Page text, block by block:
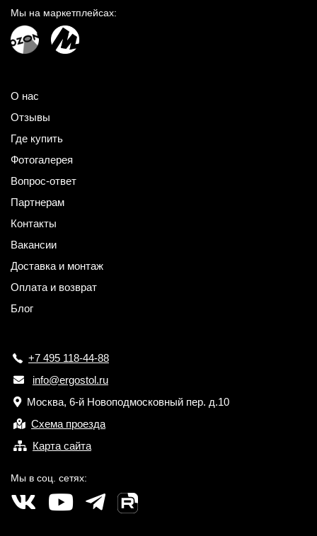
Мы на маркетплейсах:
О нас
Отзывы
Где купить
Фотогалерея
Вопрос-ответ
Партнерам
Контакты
Вакансии
Доставка и монтаж
Оплата и возврат
Блог
+7 495 118-44-88
info@ergostol.ru
Москва, 6-й Новоподмосковный пер. д.10
Схема проезда
Карта сайта
Мы в соц. сетях: